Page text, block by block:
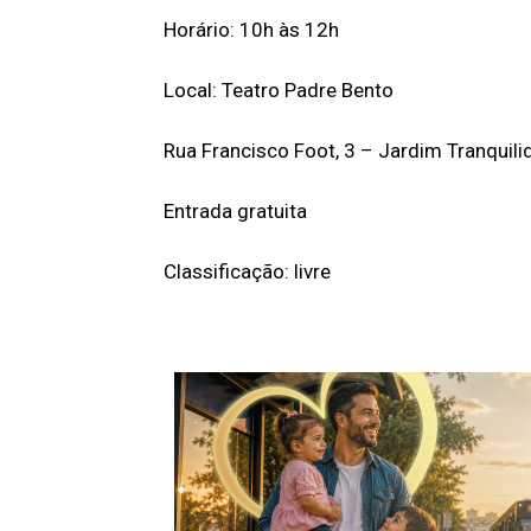
Horário: 10h às 12h
Local: Teatro Padre Bento
Rua Francisco Foot, 3 – Jardim
Entrada gratuita
Classificação: livre